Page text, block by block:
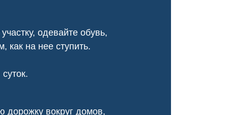
одевайте обувь,
как на нее ступить.
дорожку вокруг домов,